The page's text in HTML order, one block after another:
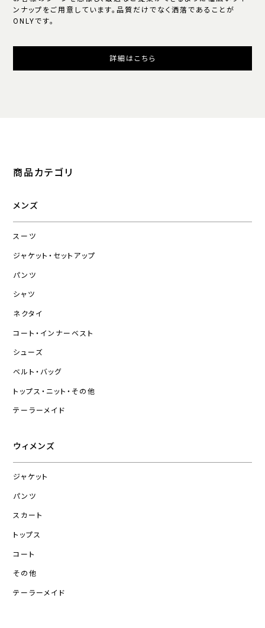
ンナップをご用意しています。品質だけでなく洒落であることが
ONLYです。
詳細はこちら
商品カテゴリ
メンズ
スーツ
ジャケット・セットアップ
パンツ
シャツ
ネクタイ
コート・インナーベスト
シューズ
ベルト・バッグ
トップス・ニット・その他
テーラーメイド
ウィメンズ
ジャケット
パンツ
スカート
トップス
コート
その他
テーラーメイド